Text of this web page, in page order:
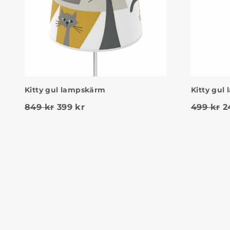
Kitty gul lampskärm
849kr Det ursprungliga priset var: 849 kr.
399 krDet nuvarande priset är: 399 kr.
Kitty gul
499kr